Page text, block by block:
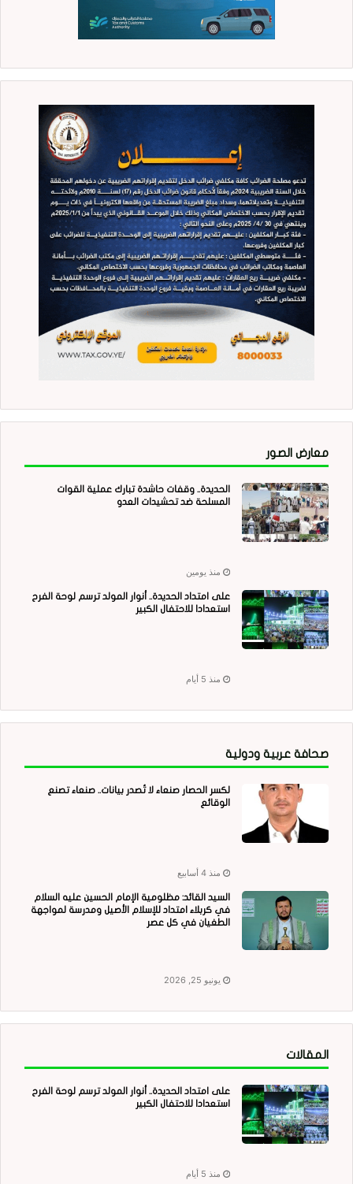
معارض الصور
الحديدة.. وقفات حاشدة تبارك عملية القوات
المسلحة ضد تحشيدات العدو
منذ يومين
على امتداد الحديدة.. أنوار المولد ترسم لوحة الفرح
استعدادا للاحتفال الكبير
منذ 5 أيام
صحافة عربية ودولية
لكسر الحصار صنعاء لا تُصدر بيانات.. صنعاء تصنع
الوقائع
منذ 4 أسابيع
السيد القائد: مظلومية الإمام الحسين عليه السلام
في كربلاء امتداد للإسلام الأصيل ومدرسة لمواجهة
الطغيان في كل عصر
يونيو 25, 2026
المقالات
على امتداد الحديدة.. أنوار المولد ترسم لوحة الفرح
استعدادا للاحتفال الكبير
منذ 5 أيام